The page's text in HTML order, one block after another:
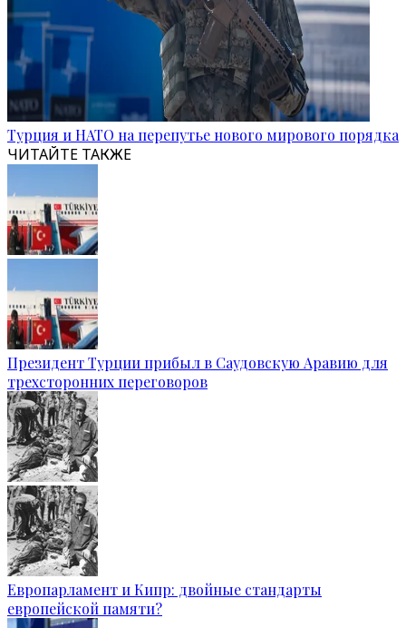
Турция и НАТО на перепутье нового мирового порядка
ЧИТАЙТЕ ТАКЖЕ
Президент Турции прибыл в Саудовскую Аравию для
трехсторонних переговоров
Европарламент и Кипр: двойные стандарты
европейской памяти?